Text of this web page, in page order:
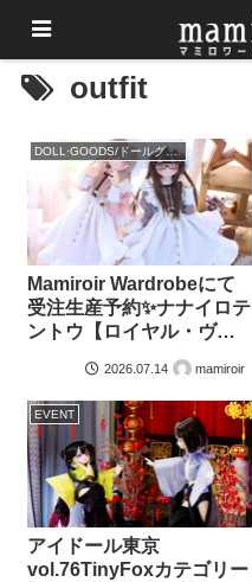
outfit
DOLL·GOODS/ドールグッズ
Mamiroir Wardrobeにて
受注生産予約✨ナナイロテ
ントウ【ロイヤル・ヴィ
クトリアンメイド】
【Victorian Maid Dress
】
2026.07.14 mamiroir
EVENT
アイドール東京
vol.76TinyFoxカテゴリー